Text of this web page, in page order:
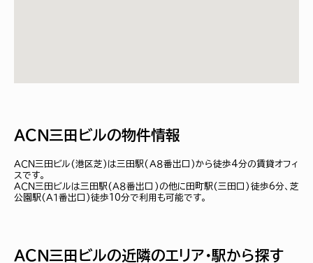
ＡＣＮ三田ビルの物件情報
ＡＣＮ三田ビル(港区芝)は三田駅(Ａ８番出口)から徒歩4分の賃貸オフィ
スです。
ＡＣＮ三田ビルは三田駅(Ａ８番出口)の他に田町駅(三田口)徒歩6分、芝
公園駅(Ａ１番出口)徒歩10分で利用も可能です。
ＡＣＮ三田ビルの近隣のエリア・駅から探す